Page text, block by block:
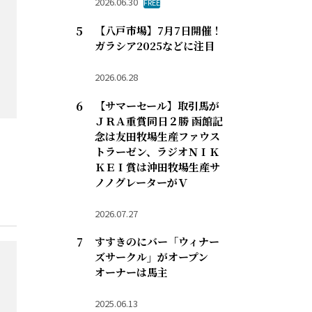
【八戸市場】7月7日開催！
ガラシア2025などに注目
2026.06.28
【サマーセール】取引馬が
ＪＲＡ重賞同日２勝 函館記
念は友田牧場生産ファウス
トラーゼン、ラジオＮＩＫ
ＫＥＩ賞は沖田牧場生産サ
ノノグレーターがＶ
2026.07.27
すすきのにバー「ウィナー
ズサークル」がオープン
オーナーは馬主
2025.06.13